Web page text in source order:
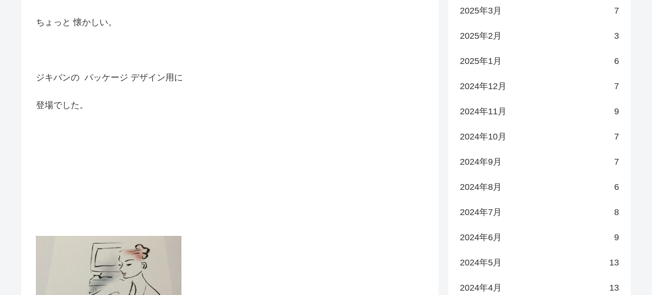
ちょっと 懐かしい。
ジキバンの パッケージ デザイン用に
登場でした。
2025年3月 7
2025年2月 3
2025年1月 6
2024年12月 7
2024年11月 9
2024年10月 7
2024年9月 7
2024年8月 6
2024年7月 8
2024年6月 9
2024年5月 13
2024年4月 13